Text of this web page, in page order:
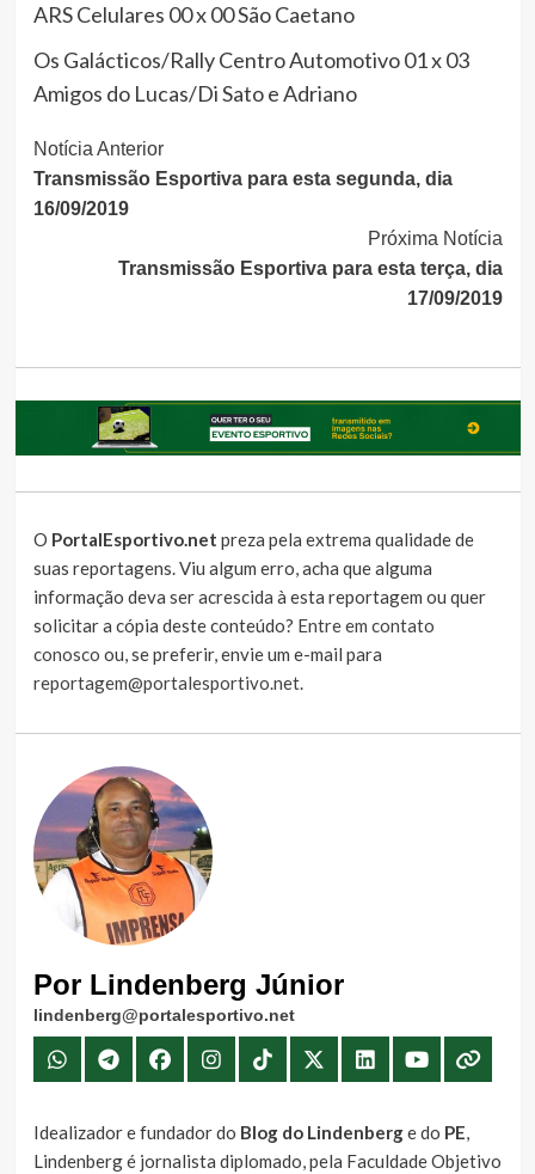
ARS Celulares 00 x 00 São Caetano
Os Galácticos/Rally Centro Automotivo 01 x 03
Amigos do Lucas/Di Sato e Adriano
Continue
Lendo
Notícia Anterior
Transmissão Esportiva para esta segunda, dia
16/09/2019
Próxima Notícia
Transmissão Esportiva para esta terça, dia
17/09/2019
O PortalEsportivo.net preza pela extrema qualidade de
suas reportagens. Viu algum erro, acha que alguma
informação deva ser acrescida à esta reportagem ou quer
solicitar a cópia deste conteúdo? Entre em contato
conosco ou, se preferir, envie um e-mail para
reportagem@portalesportivo.net.
Por Lindenberg Júnior
lindenberg@portalesportivo.net
Idealizador e fundador do Blog do Lindenberge do PE,
Lindenberg é jornalista diplomado, pela Faculdade Objetivo